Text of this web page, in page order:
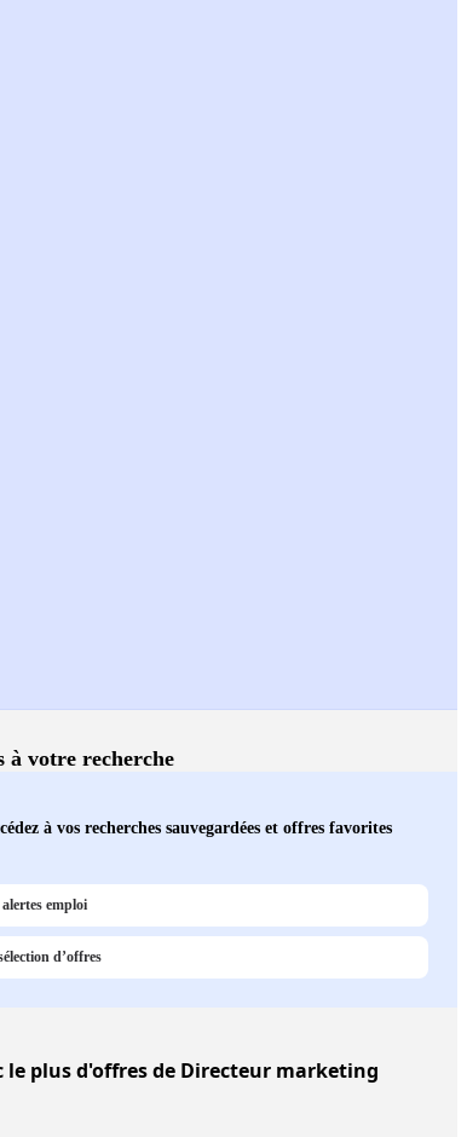
à votre recherche
à vos recherches sauvegardées et offres favorites
emploi
d’offres
le plus d'offres de Directeur marketing